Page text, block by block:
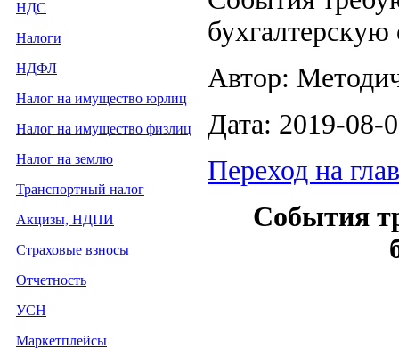
НДС
Налоги
НДФЛ
Налог на имущество юрлиц
Налог на имущество физлиц
Налог на землю
Транспортный налог
Акцизы, НДПИ
Страховые взносы
Отчетность
УСН
Маркетплейсы
бухгалтерскую
Автор:
Дата: 2019-08-
Переход на
События